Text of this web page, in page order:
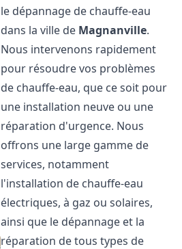
le dépannage de chauffe-eau
dans la ville de Magnanville.
Nous intervenons rapidement
pour résoudre vos problèmes
de chauffe-eau, que ce soit pour
une installation neuve ou une
réparation d'urgence. Nous
offrons une large gamme de
services, notamment
l'installation de chauffe-eau
électriques, à gaz ou solaires,
ainsi que le dépannage et la
réparation de tous types de